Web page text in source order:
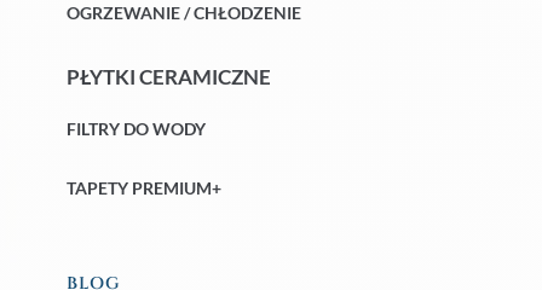
OGRZEWANIE / CHŁODZENIE
PŁYTKI CERAMICZNE
FILTRY DO WODY
TAPETY PREMIUM+
BLOG